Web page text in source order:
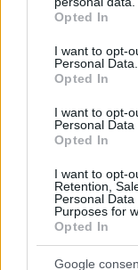
grant or deny
use your data for
consent section.
Opted In
I want to opt-
Personal Data.
Opted In
I want to opt-
Personal Data
Opted In
I want to opt-
Retention,
Personal
Purposes for
Opted In
Google
σκότωσε
τρεις ΜΚΟ
Επεισόδια
07.08.2026, 04:13
Σαουδική Αραβία,
07.08.2026, 03:38
Συνελήφθη πρώην
για την
07.08.2026, 03:01
07.08.2026, 02:35